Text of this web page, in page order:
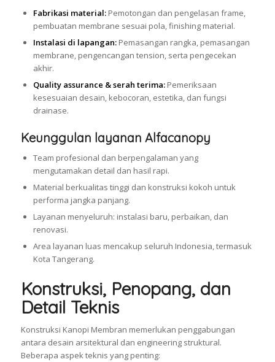
Fabrikasi material:Pemotongan dan pengelasan frame,
pembuatan membrane sesuai pola, finishing material.
Instalasi di lapangan:Pemasangan rangka, pemasangan
membrane, pengencangan tension, serta pengecekan
akhir.
Quality assurance & serah terima:Pemeriksaan
kesesuaian desain, kebocoran, estetika, dan fungsi
drainase.
Keunggulan layanan Alfacanopy
Team profesional dan berpengalaman yang
mengutamakan detail dan hasil rapi.
Material berkualitas tinggi dan konstruksi kokoh untuk
performa jangka panjang.
Layanan menyeluruh: instalasi baru, perbaikan, dan
renovasi.
Area layanan luas mencakup seluruh Indonesia, termasuk
Kota Tangerang.
Konstruksi, Penopang, dan
Detail Teknis
Konstruksi Kanopi Membran memerlukan penggabungan
antara desain arsitektural dan engineering struktural.
Beberapa aspek teknis yang penting: